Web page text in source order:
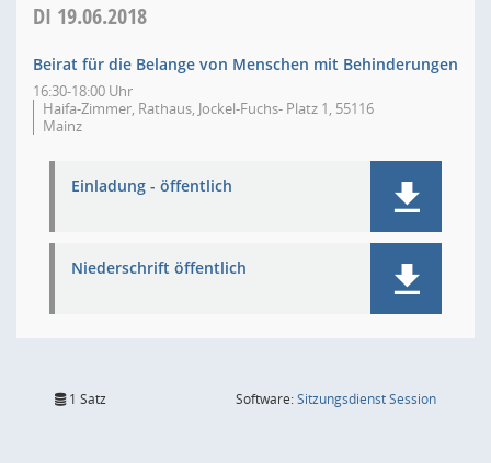
DI 19.06.2018
Beirat für die Belange von Menschen mit Behinderungen
16:30-18:00 Uhr
Haifa-Zimmer, Rathaus, Jockel-Fuchs- Platz 1, 55116
Mainz
Einladung - öffentlich
Niederschrift öffentlich
1 Satz Software:SitzungsdienstSession(Wird in